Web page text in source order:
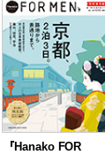
『Hanako FOR